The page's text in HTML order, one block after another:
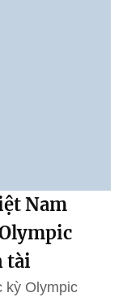
Nam
tài
kỳ Olympic